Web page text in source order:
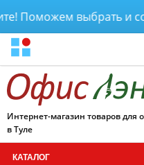
Поможем выбрать и
Интернет-магазин товаров для
в Туле
КАТАЛОГ